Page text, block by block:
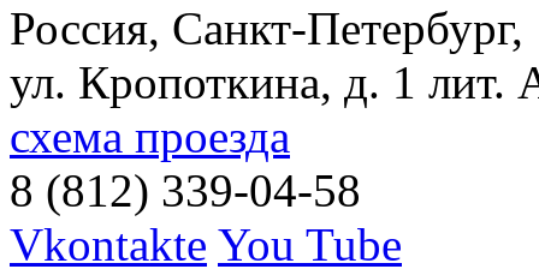
Россия, Санкт-Петербург,
ул. Кропоткина, д. 1 лит.
схема проезда
8 (812) 339-04-58
Vkontakte You Tube